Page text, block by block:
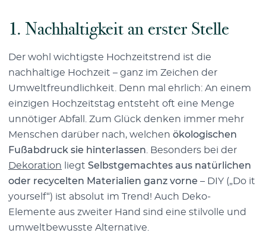
1. Nachhaltigkeit an erster Stelle
Der wohl wichtigste Hochzeitstrend ist die
nachhaltige Hochzeit – ganz im Zeichen der
Umweltfreundlichkeit. Denn mal ehrlich: An einem
einzigen Hochzeitstag entsteht oft eine Menge
unnötiger Abfall. Zum Glück denken immer mehr
Menschen darüber nach, welchen ökologischen
Fußabdruck sie hinterlassen . Besonders bei der
Dekoration liegt Selbstgemachtes aus natürlichen
oder recycelten Materialien ganz vorne – DIY („Do it
yourself“) ist absolut im Trend! Auch Deko-
Elemente aus zweiter Hand sind eine stilvolle und
umweltbewusste Alternative.